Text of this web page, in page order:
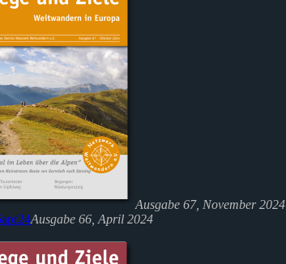
Ausgabe 67, November 2024
Ausgabe 66, April 2024